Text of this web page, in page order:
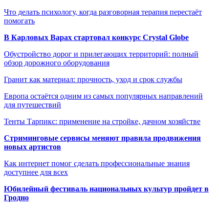
Что делать психологу, когда разговорная терапия перестаёт
помогать
В Карловых Варах стартовал конкурс Crystal Globe
Обустройство дорог и прилегающих территорий: полный
обзор дорожного оборудования
Гранит как материал: прочность, уход и срок службы
Европа остаётся одним из самых популярных направлений
для путешествий
Тенты Тарпикс: применение на стройке, дачном хозяйстве
Стриминговые сервисы меняют правила продвижения
новых артистов
Как интернет помог сделать профессиональные знания
доступнее для всех
Юбилейный фестиваль национальных культур пройдет в
Гродно